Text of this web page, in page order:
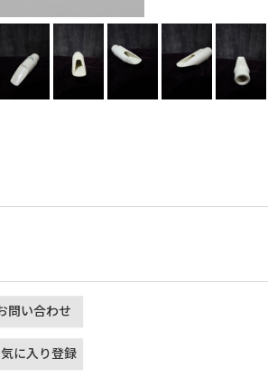
問い合わせ
に入り登録